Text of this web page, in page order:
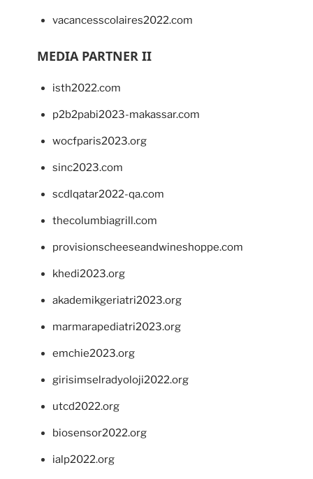
vacancesscolaires2022.com
MEDIA PARTNER II
isth2022.com
p2b2pabi2023-makassar.com
wocfparis2023.org
sinc2023.com
scdlqatar2022-qa.com
thecolumbiagrill.com
provisionscheeseandwineshoppe.com
khedi2023.org
akademikgeriatri2023.org
marmarapediatri2023.org
emchie2023.org
girisimselradyoloji2022.org
utcd2022.org
biosensor2022.org
ialp2022.org